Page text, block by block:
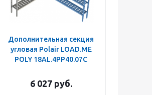
Дополнительная секция
угловая Polair LOAD.ME
POLY 18AL.4PP40.07C
6 027руб.